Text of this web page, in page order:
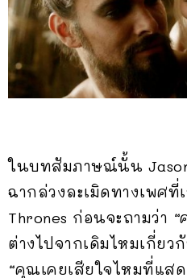
ในบทสัมภาษณ์นั้น
ฉากล่วงละเมิดทางเพศที่
Thrones ก่อนจะถามว่า “
ต่างไปจากเดิมไหมเกี่ยว
“คุณเคยเสียใจไหมที่แส